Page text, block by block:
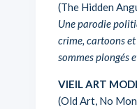
(The Hidden
Une parodie
crime, cartoons
sommes plongés
VIEIL ART
(Old Art, No